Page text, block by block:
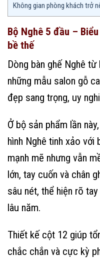
Không gian phòng khách trở
Bộ Nghê 5 đầu –
bề thế
Dòng bàn ghế Nghê
những mẫu salon gỗ
đẹp sang trọng, uy
Ở bộ sản phẩm lần
hình Nghê tinh xảo
mạnh mẽ nhưng vẫn
lớn, tay cuốn và chân
sâu nét, thể hiện rõ
lâu năm.
Thiết kế cột 12 giúp
chắc chắn và cực kỳ